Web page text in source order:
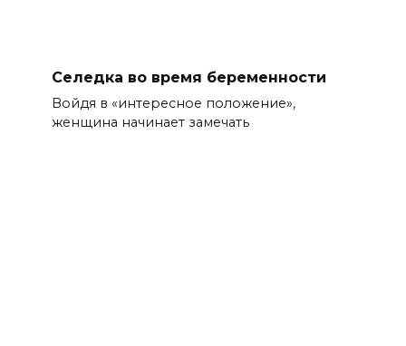
Селедка во время беременности
Войдя в «интересное положение»,
женщина начинает замечать